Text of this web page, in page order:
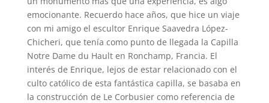
emocionante. Recuerdo hace años, que hice un viaje
con mi amigo el escultor Enrique Saavedra López-
Chicheri, que tenía como punto de llegada la Capilla
Notre Dame du Hault en Ronchamp, Francia. El
interés de Enrique, lejos de estar relacionado con el
culto católico de esta fantástica capilla, se basaba en
la construcción de Le Corbusier como referencia de